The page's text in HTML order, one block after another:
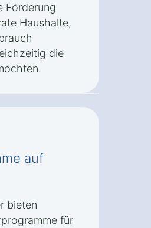
Förderung
Haushalte,
die
auf
bieten
für